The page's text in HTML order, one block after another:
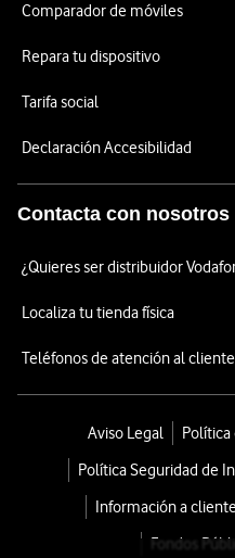
Comparador de móviles
Repara tu dispositivo
Tarifa social
Declaración Accesibilidad
Contacta con nosotros
¿Quieres ser distribuidor
Localiza tu tienda física
Teléfonos de atención al cliente
Aviso Legal
Política
Política Seguridad de
Información a
Fondos